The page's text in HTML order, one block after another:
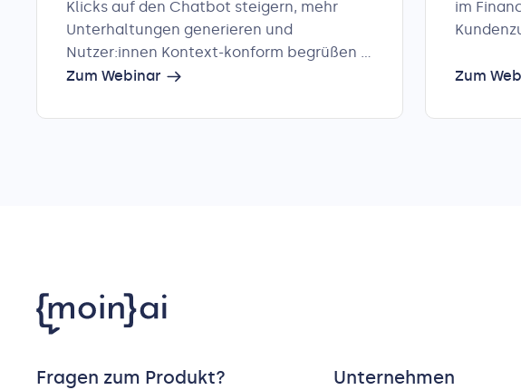
Klicks auf den Chatbot steigern, mehr
Unterhaltungen generieren und
Nutzer:innen Kontext-konform begrüßen –
all dies gelingt dir mit einem
dazu in unserem exklusiven Live-Webinar.
Zum Webinar
im
Zum
Fragen zum Produkt? Unternehmen